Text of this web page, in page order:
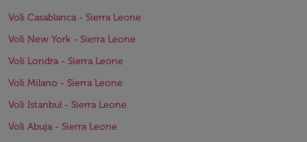
Voli Casablanca - Sierra Leone
Voli New York - Sierra Leone
Voli Londra - Sierra Leone
Voli Milano - Sierra Leone
Voli Istanbul - Sierra Leone
Voli Abuja - Sierra Leone